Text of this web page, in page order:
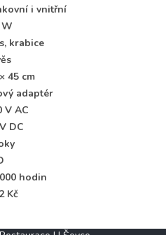
i vnitřní
W
krabice
45 cm
adaptér
V AC
DC
hodin
Kč